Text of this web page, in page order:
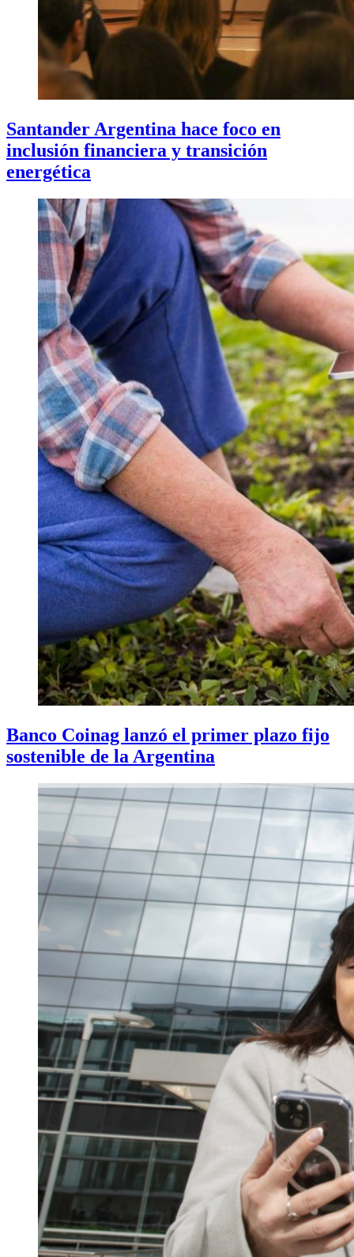
Santander Argentina hace foco en
inclusión financiera y transición
energética
Banco Coinag lanzó el primer plazo fijo
sostenible de la Argentina